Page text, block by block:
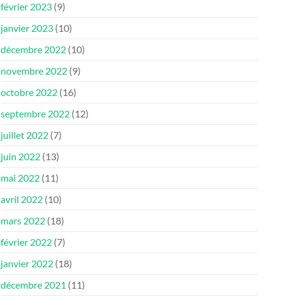
février 2023 (9)
janvier 2023 (10)
décembre 2022 (10)
novembre 2022 (9)
octobre 2022 (16)
septembre 2022 (12)
juillet 2022 (7)
juin 2022 (13)
mai 2022 (11)
avril 2022 (10)
mars 2022 (18)
février 2022 (7)
janvier 2022 (18)
décembre 2021 (11)